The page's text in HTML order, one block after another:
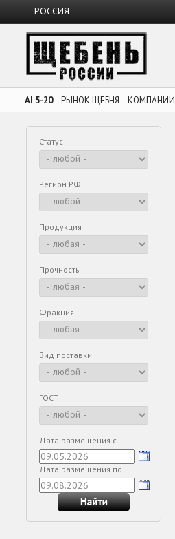
РОССИЯ
AI 5-20 РЫНОК ЩЕБНЯ КОМПАНИИ
Статус
Регион РФ
Продукция
Прочность
Фракция
Вид поставки
ГОСТ
Дата размещения с
Дата размещения по